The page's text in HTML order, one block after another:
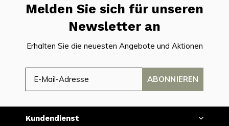
Melden Sie sich für unseren
Newsletter an
Erhalten Sie die neuesten Angebote und Aktionen
ABONNIEREN
Kundendienst